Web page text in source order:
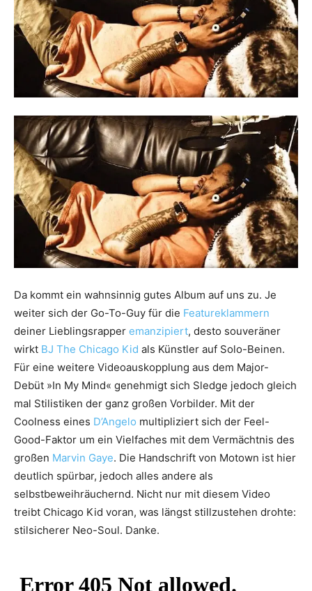
Da kommt ein wahnsinnig gutes Album auf uns zu. Je
weiter sich der Go-To-Guy für die Featureklammern
deiner Lieblingsrapper emanzipiert, desto souveräner
wirkt BJ The Chicago Kid als Künstler auf Solo-Beinen.
Für eine weitere Videoauskopplung aus dem Major-
Debüt »In My Mind« genehmigt sich Sledge jedoch gleich
mal Stilistiken der ganz großen Vorbilder. Mit der
Coolness eines D’Angelo multipliziert sich der Feel-
Good-Faktor um ein Vielfaches mit dem Vermächtnis des
großen Marvin Gaye. Die Handschrift von Motown ist hier
deutlich spürbar, jedoch alles andere als
selbstbeweihräuchernd. Nicht nur mit diesem Video
treibt Chicago Kid voran, was längst stillzustehen drohte:
stilsicherer Neo-Soul. Danke.